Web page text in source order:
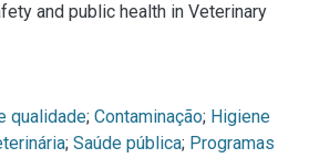
and public health in Veterinary
qualidade; Contaminação; Higiene
; Saúde pública; Programas